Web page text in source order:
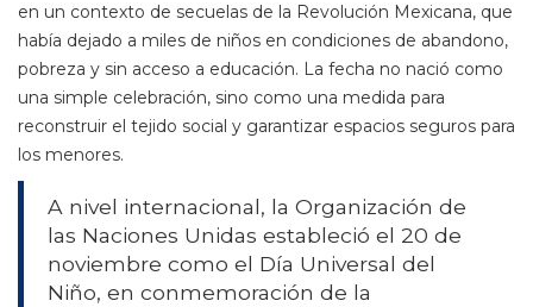
en un contexto de secuelas de la Revolución Mexicana, que
había dejado a miles de niños en condiciones de abandono,
pobreza y sin acceso a educación. La fecha no nació como
una simple celebración, sino como una medida para
reconstruir el tejido social y garantizar espacios seguros para
los menores.
A nivel internacional, la Organización de
las Naciones Unidas estableció el 20 de
noviembre como el Día Universal del
Niño, en conmemoración de la